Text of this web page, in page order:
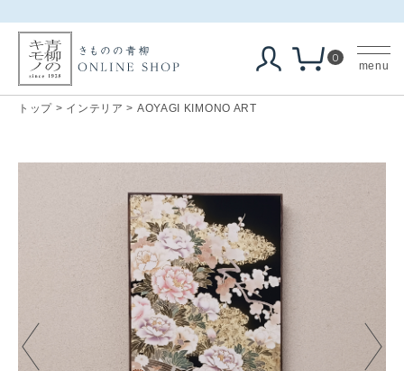
0
menu
トップ > インテリア > AOYAGI KIMONO ART